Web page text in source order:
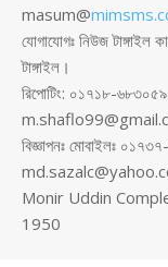
masum@
যোগাযোগঃ নিউজ টাঙ্গাইল
টাঙ্গাইল।
রিপোটিং: ০১৭১৮-৬৮৩০৫৯
বিজ্ঞাপনঃ মোবাইলঃ
Monir Uddin
1950